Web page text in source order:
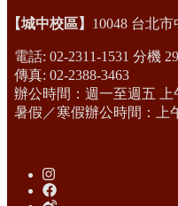
【城中校區】 10048 台北
電話: 02-2311-1531 分機
傳真: 02-2388-3463
辦公時間：週一至週五 上
暑假／寒假辦公時間：上